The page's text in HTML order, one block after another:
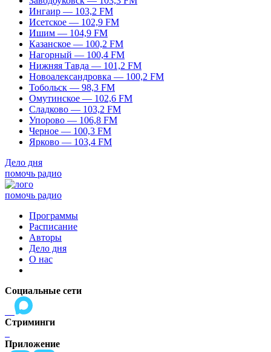
Ингаир — 103,2 FM
Исетское — 102,9 FM
Ишим — 104,9 FM
Казанское — 100,2 FM
Нагорный — 100,4 FM
Нижняя Тавда — 101,2 FM
Новоалександровка — 100,2 FM
Тобольск — 98,3 FM
Омутинское — 102,6 FM
Сладково — 103,2 FM
Упорово — 106,8 FM
Черное — 100,3 FM
Ярково — 103,4 FM
Дело дня
помочь радио
помочь радио
Программы
Расписание
Авторы
Дело дня
О нас
Социальные сети
Стриминги
Приложение